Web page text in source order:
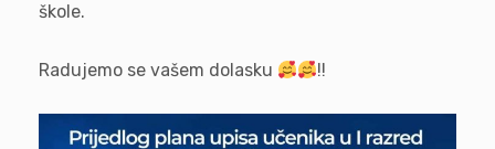
škole.
Radujemo se vašem dolasku !!